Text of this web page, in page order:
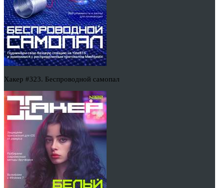
Хакер #323. Беспроводной самопал